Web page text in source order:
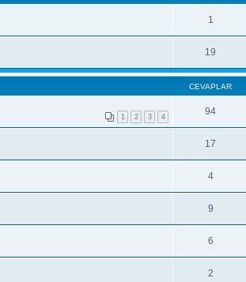
1
19
CEVAPLAR
1 2 3 4 94
17
4
9
6
2